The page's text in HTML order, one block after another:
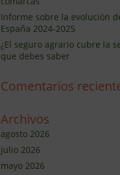
Informe sobre la evolución
España 2024-2025
¿El seguro agrario cubre la
que debes saber
Comentarios
Archivos
agosto 2026
julio 2026
mayo 2026